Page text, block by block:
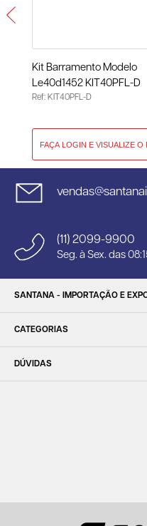
Kit Barramento Modelo
Le40d1452 KIT40PFL-D
Ref: KIT40PFL-D
(11) 2099-9900
Seg. à Sex. das
SANTANA - IMPORTAÇÃO E
CATEGORIAS
DÚVIDAS